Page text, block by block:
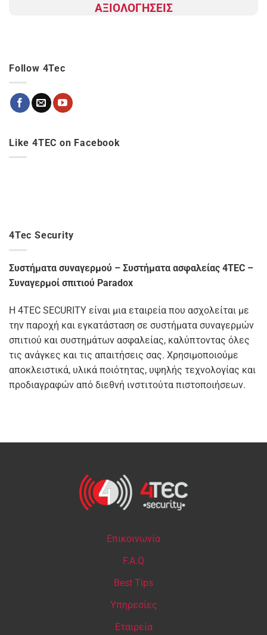
ΑΞΙΟΛΟΓΗΣΕΙΣ
Follow 4Tec
Like 4TEC on Facebook
4Tec Security
Συστήματα συναγερμού – Συστήματα ασφαλείας 4TEC –
Συναγερμοί σπιτιού Paradox
Η 4TEC SECURITY είναι μια εταιρεία που ασχολείται με
την παροχή και εγκατάσταση σε συστήματα συναγερμών
σπιτιού και συστημάτων ασφαλείας, καλύπτοντας όλες
τις ανάγκες και τις απαιτήσεις σας. Χρησιμοποιούμε
αποκλειστικά, υλικά ποιότητας, υψηλής τεχνολογίας και
προδιαγραφών από διεθνή ινστιτούτα πιστοποιήσεων.
Επικοινωνία
F.A.Q
Best Tips
Υπηρεσίες
Εταιρεία